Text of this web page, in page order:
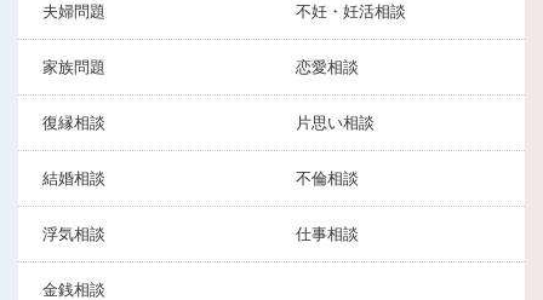
夫婦問題 不妊・妊活相談
家族問題 恋愛相談
復縁相談 片思い相談
結婚相談 不倫相談
浮気相談 仕事相談
金銭相談